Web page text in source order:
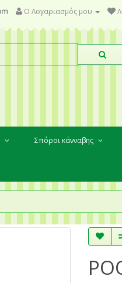
Ο Λογαριασμός μου
Σπόροι κάνναβης